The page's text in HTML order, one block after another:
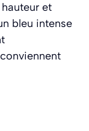
et
bleu intense